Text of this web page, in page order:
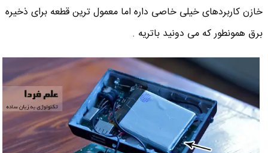
خازن کاربردهای خیلی خاصی داره اما معمول ترین قطعه برای ذخیره
برق همونطور که می دونید باتریه .